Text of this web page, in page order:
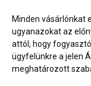
Minden vásárlónkat
ugyanazokat az
attól, hogy
ügyfelünkre a jelen
meghatározott